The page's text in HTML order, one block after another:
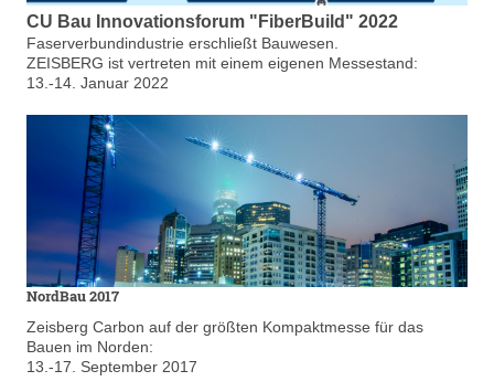
CU Bau Innovationsforum "FiberBuild" 2022
Faserverbundindustrie erschließt Bauwesen.
ZEISBERG ist vertreten mit einem eigenen Messestand:
13.-14. Januar 2022
NordBau 2017
Zeisberg Carbon auf der größten Kompaktmesse für das
Bauen im Norden:
13.-17. September 2017